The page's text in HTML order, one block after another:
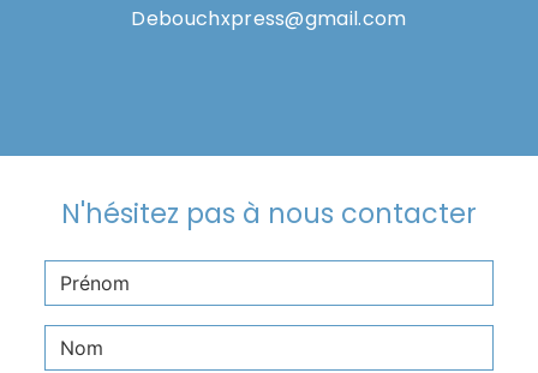
debouchxpress@gmail.com
N'hésitez pas à nous contacter